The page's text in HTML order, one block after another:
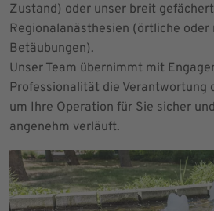
Zustand) oder unser breit
Regionalanästhesien (örtliche oder
Betäubungen).
Unser Team übernimmt mit
Professionalität die Verantwortung
um Ihre Operation für Sie sicher
angenehm verläuft.